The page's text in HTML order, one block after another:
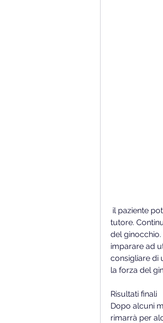
tutore.
del
imparare ad
consigliare di
la forza del
Risultati finali
Dopo alcuni
rimarrà per